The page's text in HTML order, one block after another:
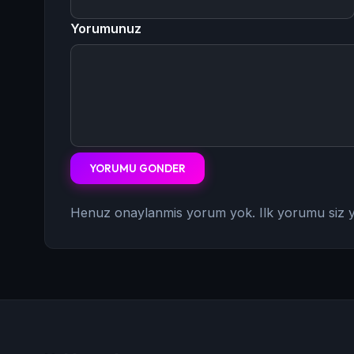
Yorumunuz
YORUMU GONDER
Henuz onaylanmis yorum yok. Ilk yorumu siz